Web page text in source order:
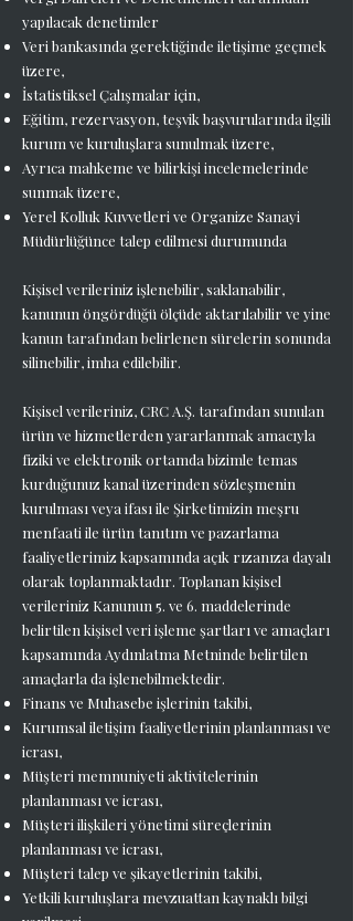
yapılacak denetimler
Veri bankasında gerektiğinde iletişime geçmek
üzere,
İstatistiksel Çalışmalar için,
Eğitim, rezervasyon, teşvik başvurularında ilgili
kurum ve kuruluşlara sunulmak üzere,
Ayrıca mahkeme ve bilirkişi incelemelerinde
sunmak üzere,
Yerel Kolluk Kuvvetleri ve Organize Sanayi
Müdürlüğünce talep edilmesi durumunda
Kişisel verileriniz işlenebilir, saklanabilir,
kanunun öngördüğü ölçüde aktarılabilir ve yine
kanun tarafından belirlenen sürelerin sonunda
silinebilir, imha edilebilir.
Kişisel verileriniz, CRC A.Ş. tarafından sunulan
ürün ve hizmetlerden yararlanmak amacıyla
fiziki ve elektronik ortamda bizimle temas
kurduğunuz kanal üzerinden sözleşmenin
kurulması veya ifası ile Şirketimizin meşru
menfaati ile ürün tanıtım ve pazarlama
faaliyetlerimiz kapsamında açık rızanıza dayalı
olarak toplanmaktadır. Toplanan kişisel
verileriniz Kanunun 5. ve 6. maddelerinde
belirtilen kişisel veri işleme şartları ve amaçları
kapsamında Aydınlatma Metninde belirtilen
amaçlarla da işlenebilmektedir.
Finans ve Muhasebe işlerinin takibi,
Kurumsal iletişim faaliyetlerinin planlanması ve
icrası,
Müşteri memnuniyeti aktivitelerinin
planlanması ve icrası,
Müşteri ilişkileri yönetimi süreçlerinin
planlanması ve icrası,
Müşteri talep ve şikayetlerinin takibi,
Yetkili kuruluşlara mevzuattan kaynaklı bilgi